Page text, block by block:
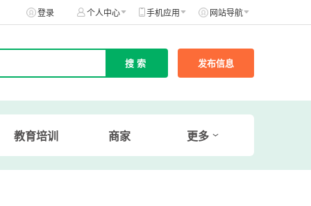
登录 个人中心 手机应用 网站导航
发布信息
教育培训 商家 更多